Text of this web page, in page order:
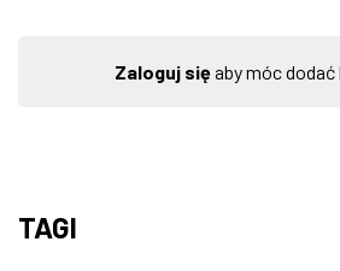
Zaloguj sięaby móc
TAGI